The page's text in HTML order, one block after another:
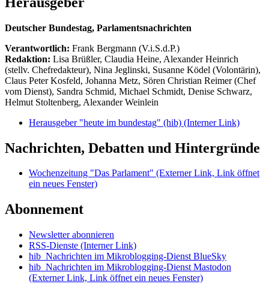
Deutscher Bundestag, Parlamentsnachrichten
Verantwortlich: Frank Bergmann (V.i.S.d.P.)
Redaktion: Lisa Brüßler, Claudia Heine, Alexander Heinrich
(stellv. Chefredakteur), Nina Jeglinski, Susanne Ködel (Volontärin),
Claus Peter Kosfeld, Johanna Metz, Sören Christian Reimer (Chef
vom Dienst), Sandra Schmid, Michael Schmidt, Denise Schwarz,
Helmut Stoltenberg, Alexander Weinlein
Herausgeber "heute im bundestag" (hib) (Interner Link)
Nachrichten, Debatten und Hintergründe
Wochenzeitung "Das Parlament" (Externer Link, Link öffnet
ein neues Fenster)
Abonnement
Newsletter abonnieren
RSS-Dienste (Interner Link)
hib_Nachrichten im Mikroblogging-Dienst BlueSky
hib_Nachrichten im Mikroblogging-Dienst Mastodon
(Externer Link, Link öffnet ein neues Fenster)